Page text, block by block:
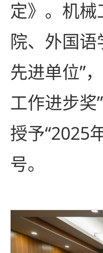
定》。机
院、外国
先进单位”
工作进步奖
授予“2025
号。